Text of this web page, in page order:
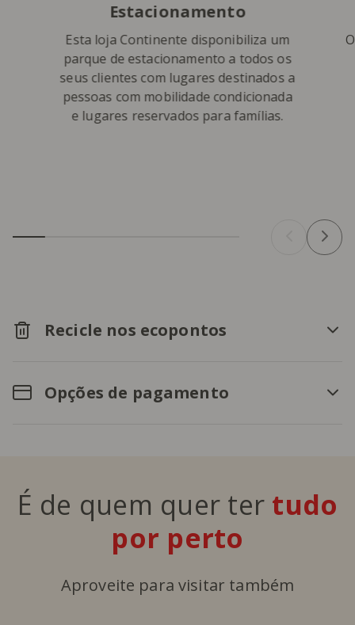
Estacionamento
Esta loja Continente disponibiliza um
parque de estacionamento a todos os
seus clientes com lugares destinados a
pessoas com mobilidade condicionada
e lugares reservados para famílias.
Recicle nos ecopontos
Opções de pagamento
É de quem quer ter tudo
por perto
Aproveite para visitar também